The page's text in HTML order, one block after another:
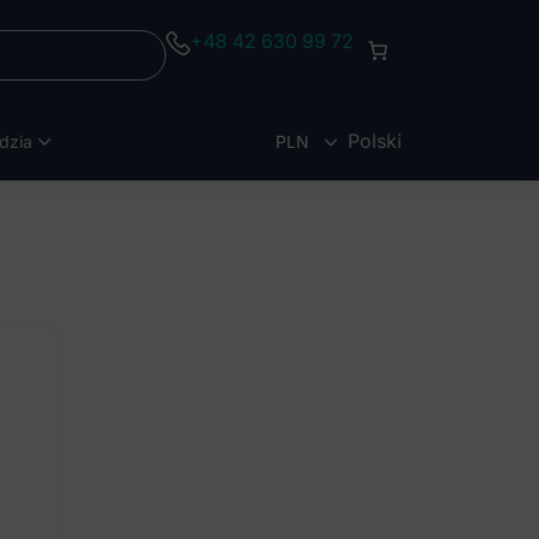
+48 42 630 99 72
PLN Polski